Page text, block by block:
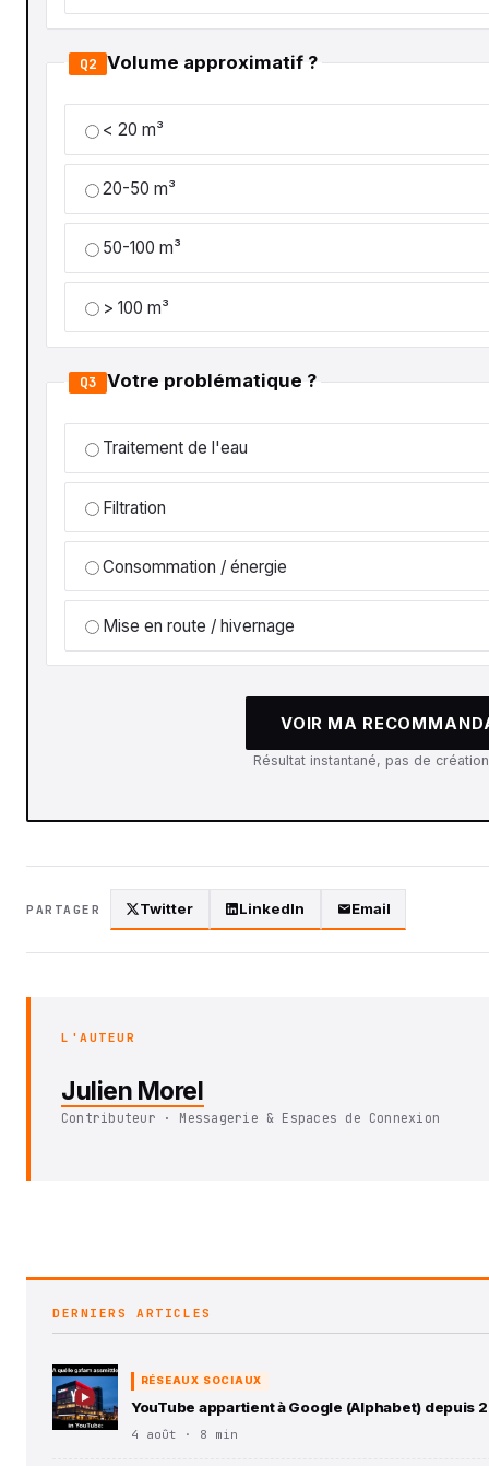
Q2 Volume approximatif ?
< 20 m³
20-50 m³
50-100 m³
> 100 m³
Q3 Votre problématique ?
Traitement de l'eau
Filtration
Consommation / énergie
Mise en route / hivernage
VOIR MA
Résultat instantané, pas de
PARTAGER Twitter LinkedIn Email
L'AUTEUR
Julien Morel
Contributeur · Messagerie & Espaces de Connexion
DERNIERS ARTICLES
RÉSEAUX SOCIAUX
YouTube appartient à Google (Alphabet) depuis
4 août · 8 min